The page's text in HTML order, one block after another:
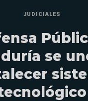
JUDICIALES
se